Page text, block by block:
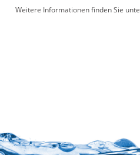
Weitere Informationen finden Sie